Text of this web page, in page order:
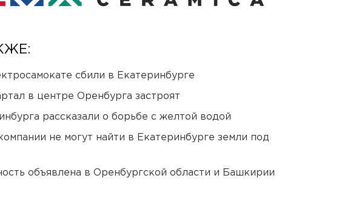
сбили в Екатеринбурге
в центре Оренбурга застроят
рассказали о борьбе с желтой водой
не могут найти в Екатеринбурге земли под
объявлена в Оренбургской области и Башкирии